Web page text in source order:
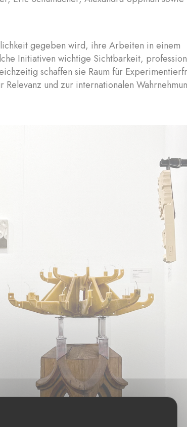
gegeben wird, ihre Arbeiten in einem
Initiativen wichtige Sichtbarkeit,
schaffen sie Raum für
und zur internationalen